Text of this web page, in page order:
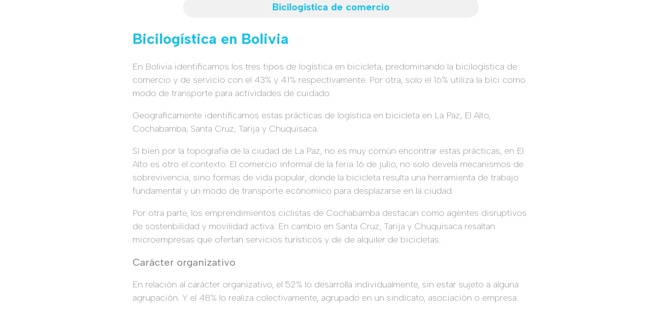
Bicilogística de comercio
Bicilogística en Bolivia
En Bolivia identificamos los tres tipos de logística en bicicleta, predominando la bicilogística de
comercio y de servicio con el 43% y 41% respectivamente. Por otra, solo el 16% utiliza la bici como
modo de transporte para actividades de cuidado.
Geograficamente identificamos estas prácticas de logística en bicicleta en La Paz, El Alto,
Cochabamba, Santa Cruz, Tarija y Chuquisaca.
Sí bien por la topografía de la ciudad de La Paz, no es muy común encontrar estas prácticas, en El
Alto es otro el contexto. El comercio informal de la feria 16 de julio, no solo devela mecanismos de
sobrevivencia, sino formas de vida popular, donde la bicicleta resulta una herramienta de trabajo
fundamental y un modo de transporte ecónomico para desplazarse en la ciudad.
Por otra parte, los emprendimientos ciclistas de Cochabamba destacan como agentes disruptivos
de sostenbilidad y movilidad activa. En cambio en Santa Cruz, Tarija y Chuquisaca resaltan
microempresas que ofertan servicios turísticos y de de alquiler de bicicletas.
Carácter organizativo
En relación al carácter organizativo, el 52% lo desarrolla individualmente, sin estar sujeto a alguna
agrupación. Y el 48% lo realiza colectivamente, agrupado en un sindicato, asociación o empresa.